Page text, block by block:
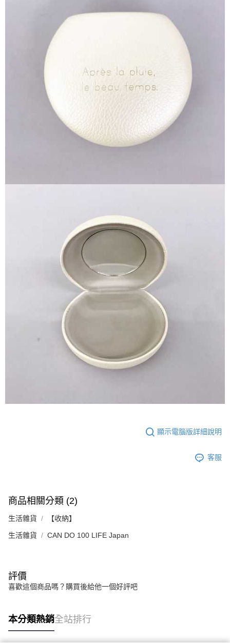
顯示電腦版詳細說明
客服
商品相關分類 (2)
生活雜貨 【收納】
生活雜貨 CAN DO 100 LIFE Japan
評價
喜歡這個商品嗎？購買後給他一個好評吧
本分類熱銷全站排行